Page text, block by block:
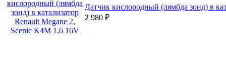
Датчик кислородный (лямбда зонд) в
2 980 ₽